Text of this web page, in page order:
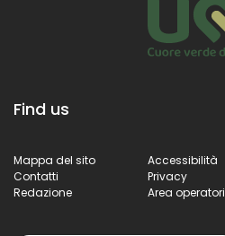
Find us
Mappa del sito Accessibilità
Contatti
Privacy
Redazione
Area operatori